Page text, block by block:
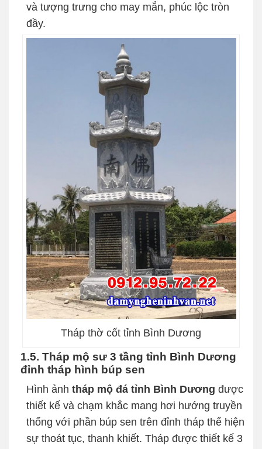
và tượng trưng cho may mắn, phúc lộc tròn
đầy.
Tháp thờ cốt tỉnh Bình Dương
1.5. Tháp mộ sư 3 tầng tỉnh Bình Dương
đỉnh tháp hình búp sen
Hình ảnh tháp mộ đá tỉnh Bình Dương được
thiết kế và chạm khắc mang hơi hướng truyền
thống với phần búp sen trên đỉnh tháp thể hiện
sự thoát tục, thanh khiết. Tháp được thiết kế 3